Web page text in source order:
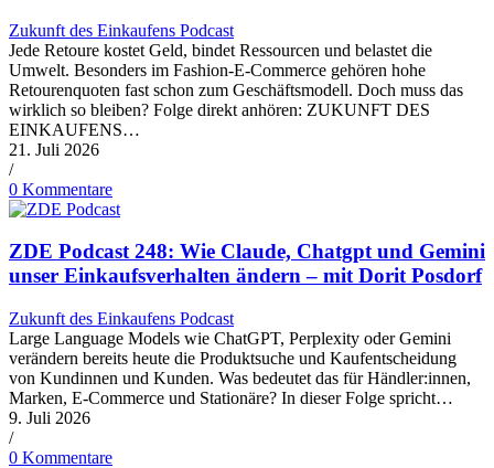
Zukunft des Einkaufens Podcast
Jede Retoure kostet Geld, bindet Ressourcen und belastet die
Umwelt. Besonders im Fashion-E-Commerce gehören hohe
Retourenquoten fast schon zum Geschäftsmodell. Doch muss das
wirklich so bleiben? Folge direkt anhören: ZUKUNFT DES
EINKAUFENS…
21. Juli 2026
/
0 Kommentare
ZDE Podcast 248: Wie Claude, Chatgpt und Gemini
unser Einkaufsverhalten ändern – mit Dorit Posdorf
Zukunft des Einkaufens Podcast
Large Language Models wie ChatGPT, Perplexity oder Gemini
verändern bereits heute die Produktsuche und Kaufentscheidung
von Kundinnen und Kunden. Was bedeutet das für Händler:innen,
Marken, E-Commerce und Stationäre? In dieser Folge spricht…
9. Juli 2026
/
0 Kommentare